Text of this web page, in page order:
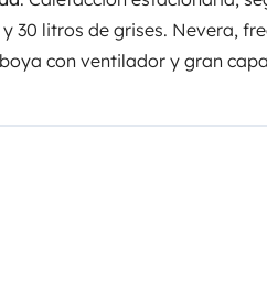
30 litros de grises. Nevera,
con ventilador y gran
y camping gas. 4 plazas